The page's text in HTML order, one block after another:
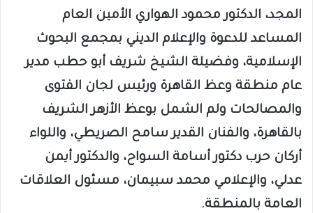
المجد، الدكتور محمود الهواري الأمين العام
المساعد للدعوة والإعلام الديني بمجمع البحوث
الإسلامية، وفضيلة الشيخ شريف أبو حطب مدير
عام منطقة وعظ القاهرة ورئيس لجان الفتوى
والمصالحات ولم الشمل بوعظ الأزهر الشريف
بالقاهرة، والفنان القدير سامح الصريطي، واللواء
أركان حرب دكتور أسامة السواح، والدكتور أيمن
عدلي، والإعلامي محمد سبيمان، مسئول العلاقات
العامة بالمنطقة.